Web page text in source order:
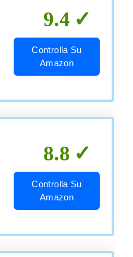
9.4
Controlla Su
Amazon
8.8
Controlla Su
Amazon